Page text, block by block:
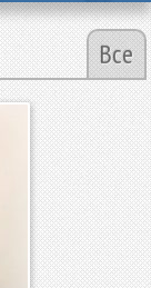
Все